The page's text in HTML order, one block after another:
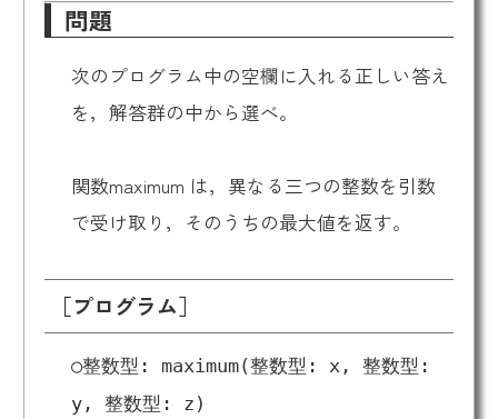
問題
次のプログラム中の空欄に入れる正しい答え
を，解答群の中から選べ。
関数maximum は，異なる三つの整数を引数
で受け取り，そのうちの最大値を返す。
［プログラム］
○整数型: maximum(整数型: x, 整数型:
y, 整数型: z)